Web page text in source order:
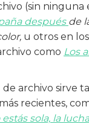
(sin ninguna
después de
u otros en
como Los
archivo sirve
recientes,
estás sola, la